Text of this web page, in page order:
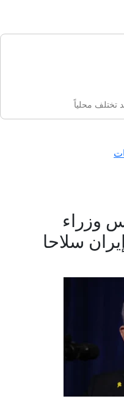
تختلف محلياً
وزراء
سلاحا